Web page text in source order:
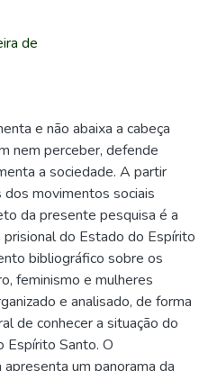
de
e não abaixa a cabeça
nem perceber, defende
a sociedade. A partir
movimentos sociais
da presente pesquisa é a
do Estado do Espírito
bibliográfico sobre os
feminismo e mulheres
e analisado, de forma
de conhecer a situação do
Espírito Santo. O
um panorama da